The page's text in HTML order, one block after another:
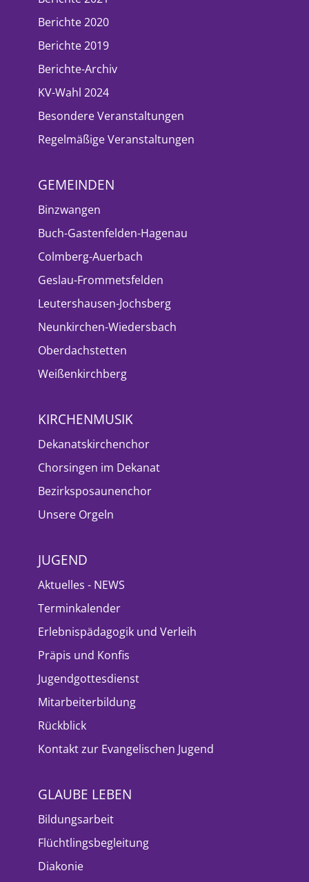
Berichte 2020
Berichte 2019
Berichte-Archiv
KV-Wahl 2024
Besondere Veranstaltungen
Regelmäßige Veranstaltungen
GEMEINDEN
Binzwangen
Buch-Gastenfelden-Hagenau
Colmberg-Auerbach
Geslau-Frommetsfelden
Leutershausen-Jochsberg
Neunkirchen-Wiedersbach
Oberdachstetten
Weißenkirchberg
KIRCHENMUSIK
Dekanatskirchenchor
Chorsingen im Dekanat
Bezirksposaunenchor
Unsere Orgeln
JUGEND
Aktuelles - NEWS
Terminkalender
Erlebnispädagogik und Verleih
Präpis und Konfis
Jugendgottesdienst
Mitarbeiterbildung
Rückblick
Kontakt zur Evangelischen Jugend
GLAUBE LEBEN
Bildungsarbeit
Flüchtlingsbegleitung
Diakonie